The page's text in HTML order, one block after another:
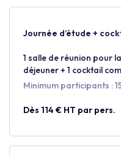
Journée d’étude +
1 salle de réunion pour
déjeuner + 1 cocktail
Minimum participants :
Dès 114 € HT par pers.